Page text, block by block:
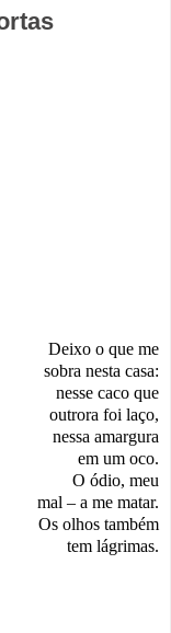
Deixo o que me
sobra nesta casa:
nesse caco que
outrora foi laço,
nessa amargura
em um oco.
O ódio, meu
mal – a me matar.
Os olhos também
tem lágrimas.